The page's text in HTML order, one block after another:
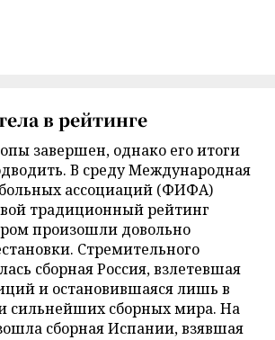
в рейтинге
завершен, однако его итоги
В среду Международная
ассоциаций (ФИФА)
традиционный рейтинг
произошли довольно
Стремительного
сборная Россия, взлетевшая
и остановившаяся лишь в
сильнейших сборных мира. На
сборная Испании, взявшая